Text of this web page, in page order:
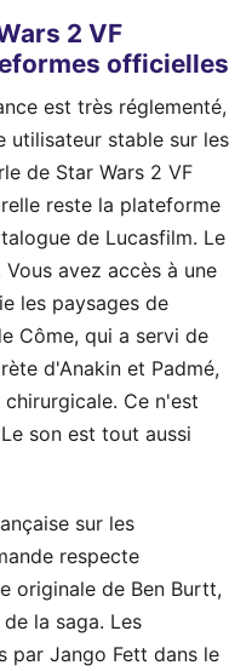
2 VF
officielles
est très réglementé,
utilisateur stable sur les
de Star Wars 2 VF
reste la plateforme
de Lucasfilm. Le
avez accès à une
les paysages de
Côme, qui a servi de
d'Anakin et Padmé,
Ce n'est
son est tout aussi
sur les
respecte
originale de Ben Burtt,
la saga. Les
par Jango Fett dans le